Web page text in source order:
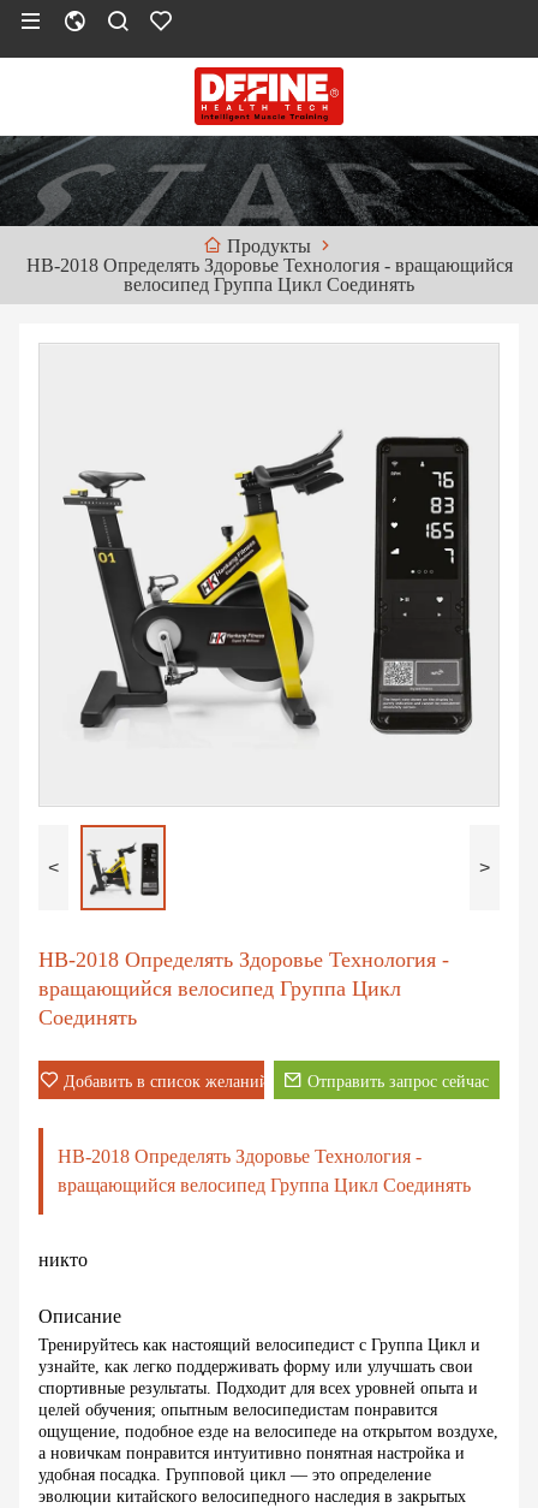
Продукты
НВ-2018 Определять Здоровье Технология - вращающийся
велосипед Группа Цикл Соединять
< >
НВ-2018 Определять Здоровье Технология -
вращающийся велосипед Группа Цикл
Соединять
Добавить в список желаний Отправить запрос сейчас
НВ-2018 Определять Здоровье Технология -
вращающийся велосипед Группа Цикл Соединять
никто
Описание
Тренируйтесь как настоящий велосипедист с Группа Цикл и
узнайте, как легко поддерживать форму или улучшать свои
спортивные результаты. Подходит для всех уровней опыта и
целей обучения; опытным велосипедистам понравится
ощущение, подобное езде на велосипеде на открытом воздухе,
а новичкам понравится интуитивно понятная настройка и
удобная посадка. Групповой цикл — это определение
эволюции китайского велосипедного наследия в закрытых